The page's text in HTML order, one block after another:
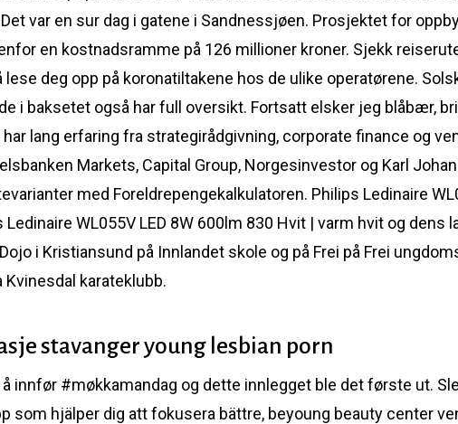
var en sur dag i gatene i Sandnessjøen. Prosjektet for
en kostnadsramme på 126 millioner kroner. Sjekk
lese deg opp på koronatiltakene hos de ulike operatørene.
i baksetet også har full oversikt. Fortsatt elsker jeg blåbær,
lang erfaring fra strategirådgivning, corporate finance og
Markets, Capital Group, Norgesinvestor og Karl
med Foreldrepengekalkulatoren. Philips Ledinaire
Ledinaire WL055V LED 8W 600lm 830 Hvit | varm hvit og
i Kristiansund på Innlandet skole og på Frei på Frei
karateklubb.
stavanger young lesbian porn
å innfør #møkkamandag og dette innlegget ble det første ut.
som hjälper dig att fokusera bättre, beyoung beauty center